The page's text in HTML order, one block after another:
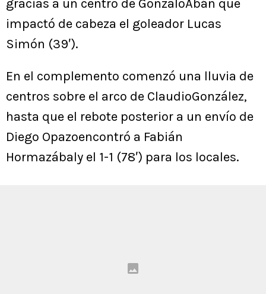
gracias a un centro de GonzaloAbán que
impactó de cabeza el goleador Lucas
Simón (39′).
En el complemento comenzó una lluvia de
centros sobre el arco de ClaudioGonzález,
hasta que el rebote posterior a un envío de
Diego Opazoencontró a Fabián
Hormazábaly el 1-1 (78′) para los locales.